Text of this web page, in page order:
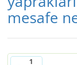
mesafe
1